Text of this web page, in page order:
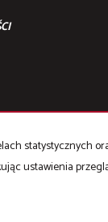
Sprzedaj
statystycznych
ustawienia